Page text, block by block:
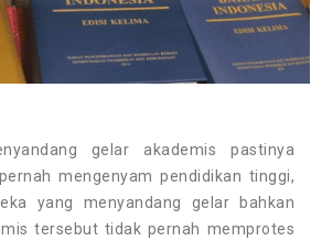
gelar akademis pastinya
mengenyam pendidikan tinggi,
yang menyandang gelar bahkan
tersebut tidak pernah memprotes